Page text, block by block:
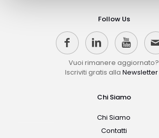
Follow Us
Vuoi rimanere aggiornato?
Iscriviti gratis alla Newsletter
Chi Siamo
Chi Siamo
Contatti